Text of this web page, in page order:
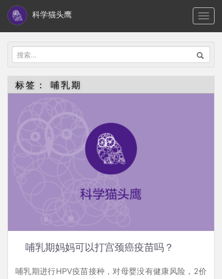
i
科学猫头鹰
搜
索：
标签： 哺乳期
哺乳期妈妈可以打宫颈癌疫苗吗？
哺乳期进行HPV疫苗接种，对母婴没有健康风险，2价